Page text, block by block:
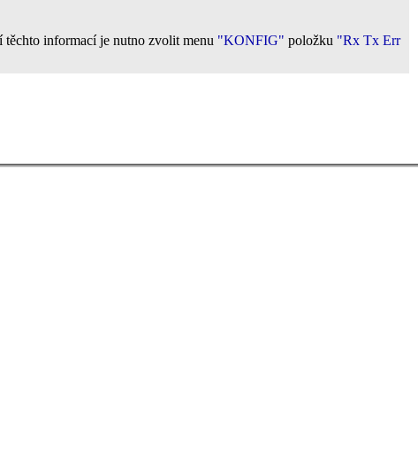
informací je nutno zvolit menu "KONFIG" položku "Rx Tx Err